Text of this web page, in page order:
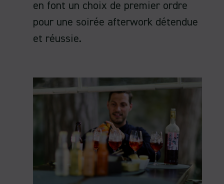
en font un choix de premier ordre
pour une soirée afterwork détendue
et réussie.